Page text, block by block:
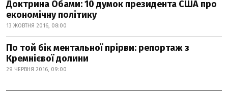
Доктрина Обами: 10 думок президента США про
економічну політику
13 ЖОВТНЯ 2016, 08:00
По той бік ментальної прірви: репортаж з
Кремнієвої долини
29 ЧЕРВНЯ 2016, 09:00